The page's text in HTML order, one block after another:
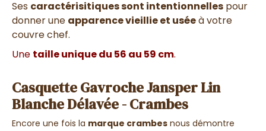
Ses caractérisitiques sont intentionnelles pour
donner une apparence vieillie et uséeà votre
couvre chef.
Une taille unique du 56 au 59 cm.
Casquette Gavroche Jansper Lin
Blanche Délavée - Crambes
Encore une fois la marque crambes nous démontre